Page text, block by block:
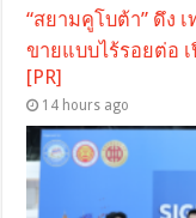
“สยามคูโบต้า” ดึง
ขายแบบไร้รอยต่อ
[PR]
14 hours ago